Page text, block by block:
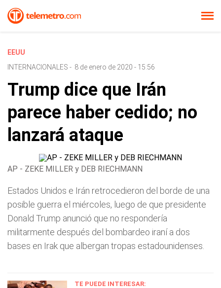
EEUU
INTERNACIONALES - 8 de enero de 2020 - 15:56
Trump dice que Irán
parece haber cedido; no
lanzará ataque
AP - ZEKE MILLER y DEB RIECHMANN
Estados Unidos e Irán retrocedieron del borde de una
posible guerra el miércoles, luego de que presidente
Donald Trump anunció que no respondería
militarmente después del bombardeo iraní a dos
bases en Irak que albergan tropas estadounidenses.
TE PUEDE INTERESAR: